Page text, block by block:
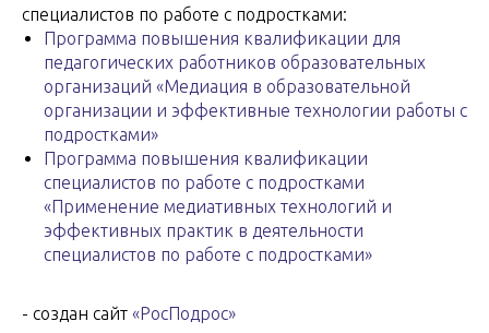
специалистов по работе с подростками:
Программа повышения квалификации для
педагогических работников образовательных
организаций «Медиация в образовательной
организации и эффективные технологии работы с
подростками»
Программа повышения квалификации
специалистов по работе с подростками
«Применение медиативных технологий и
эффективных практик в деятельности
специалистов по работе с подростками»
- создан сайт «РосПодрос»